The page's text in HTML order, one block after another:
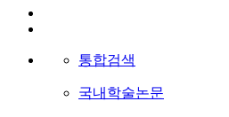
통합검색
국내학술논문